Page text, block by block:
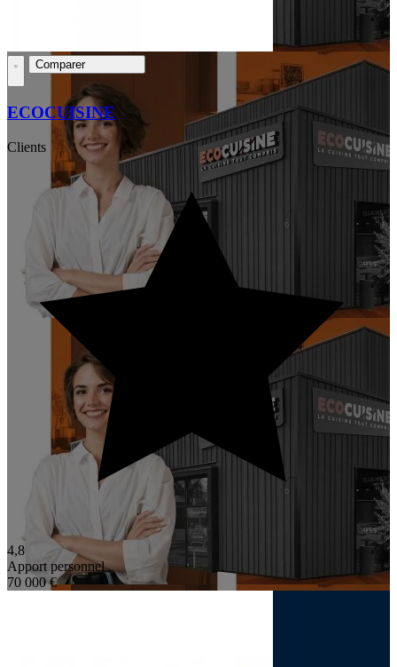
Comparer
ECOCUISINE
Clients
4,8
Apport personnel
70 000 €